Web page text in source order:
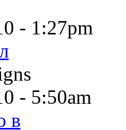
- 1:27pm
- 5:50am
в